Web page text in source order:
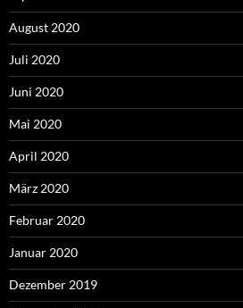
August 2020
Juli 2020
Juni 2020
Mai 2020
April 2020
März 2020
Februar 2020
Januar 2020
Dezember 2019